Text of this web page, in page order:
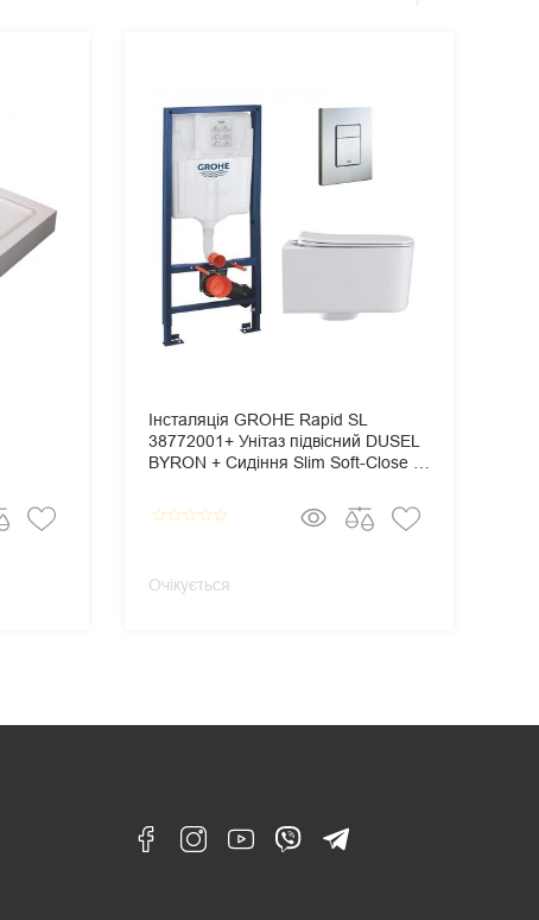
Інсталяція GROHE Rapid SL
38772001+ Унітаз підвісний DUSEL
BYRON + Сидіння Slim Soft-Close +
Cosmopolitan
star_borderstar_borderstar_borderstar_borderstar_border
Очікується